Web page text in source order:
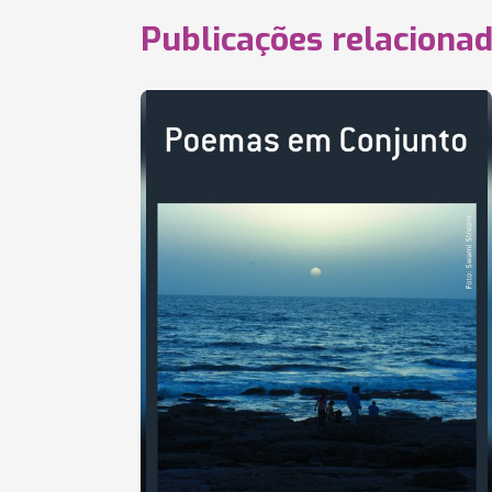
Publicações